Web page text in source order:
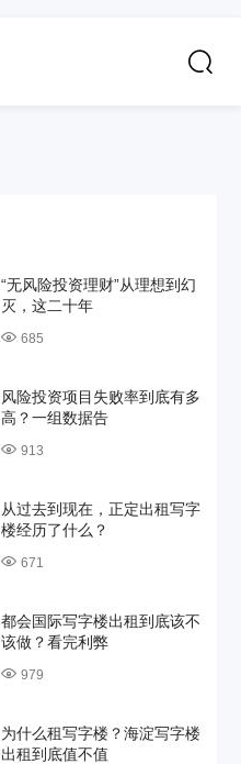
“无风险投资理财”从理想到幻
灭，这二十年
685
风险投资项目失败率到底有多
高？一组数据告
913
从过去到现在，正定出租写字
楼经历了什么？
671
都会国际写字楼出租到底该不
该做？看完利弊
979
为什么租写字楼？海淀写字楼
出租到底值不值